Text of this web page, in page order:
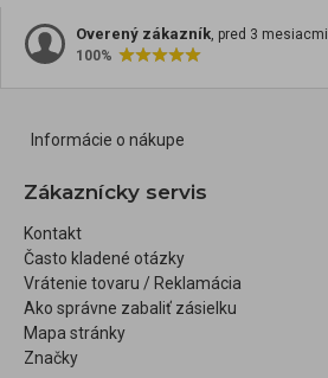
Overený zákazník, pred 3 mesiacmi
100%
Informácie o nákupe
Zákaznícky servis
Kontakt
Často kladené otázky
Vrátenie tovaru / Reklamácia
Ako správne zabaliť zásielku
Mapa stránky
Značky